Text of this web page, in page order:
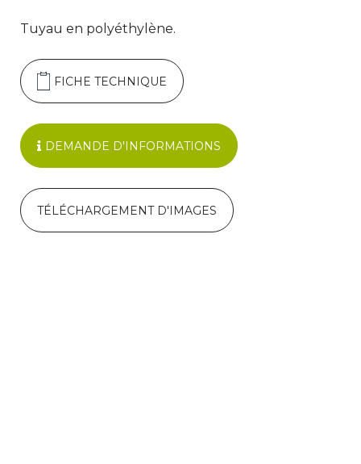
Tuyau en polyéthylène.
FICHE TECHNIQUE
DEMANDE D'INFORMATIONS
TÉLÉCHARGEMENT D'IMAGES